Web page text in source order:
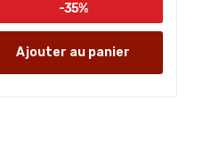
-35%
Ajouter au panier